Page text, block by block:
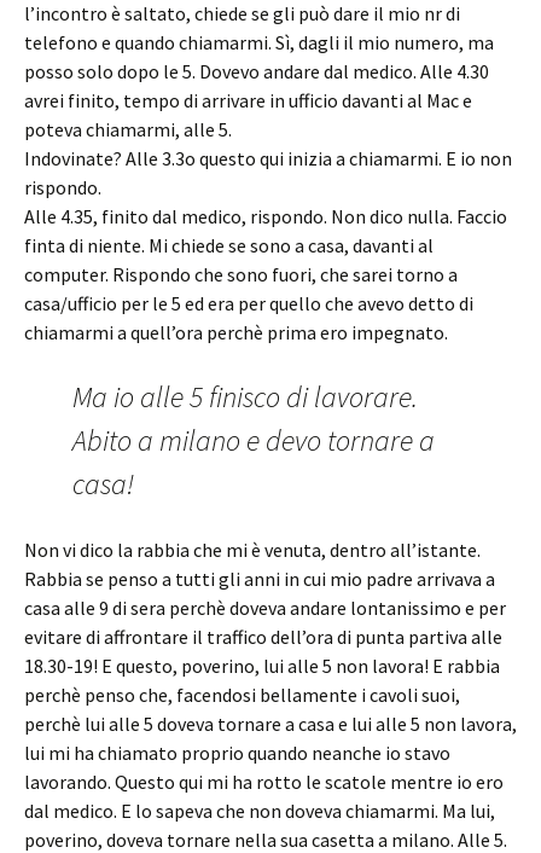
l’incontro è saltato, chiede se gli può dare il mio nr di
telefono e quando chiamarmi. Sì, dagli il mio numero, ma
posso solo dopo le 5. Dovevo andare dal medico. Alle 4.30
avrei finito, tempo di arrivare in ufficio davanti al Mac e
poteva chiamarmi, alle 5.
Indovinate? Alle 3.3o questo qui inizia a chiamarmi. E io non
rispondo.
Alle 4.35, finito dal medico, rispondo. Non dico nulla. Faccio
finta di niente. Mi chiede se sono a casa, davanti al
computer. Rispondo che sono fuori, che sarei torno a
casa/ufficio per le 5 ed era per quello che avevo detto di
chiamarmi a quell’ora perchè prima ero impegnato.
Ma io alle 5 finisco di lavorare.
Abito a milano e devo tornare a
casa!
Non vi dico la rabbia che mi è venuta, dentro all’istante.
Rabbia se penso a tutti gli anni in cui mio padre arrivava a
casa alle 9 di sera perchè doveva andare lontanissimo e per
evitare di affrontare il traffico dell’ora di punta partiva alle
18.30-19! E questo, poverino, lui alle 5 non lavora! E rabbia
perchè penso che, facendosi bellamente i cavoli suoi,
perchè lui alle 5 doveva tornare a casa e lui alle 5 non lavora,
lui mi ha chiamato proprio quando neanche io stavo
lavorando. Questo qui mi ha rotto le scatole mentre io ero
dal medico. E lo sapeva che non doveva chiamarmi. Ma lui,
poverino, doveva tornare nella sua casetta a milano. Alle 5.